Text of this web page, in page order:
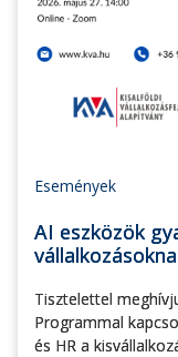
Események
AI eszközök
Tisztelettel
Programmal
és HR a